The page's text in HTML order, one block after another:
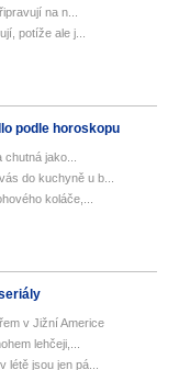
na n...
potíže ale j...
podle horoskopu
chutná jako...
do kuchyně u b...
koláče,...
v Jižní Americe
lehčeji,...
létě jsou jen pá...